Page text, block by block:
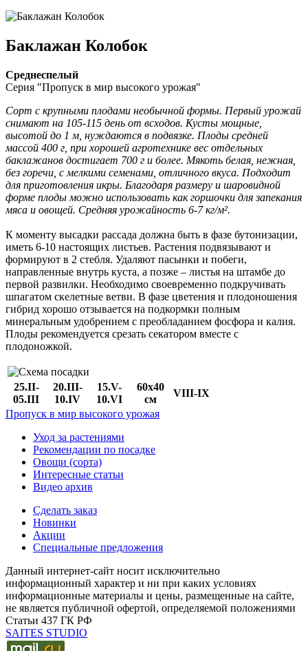
Баклажан Колобок
Среднеспелый
Серия "Пропуск в мир высокого урожая"
Сорт с крупными плодами необычной формы. Первый урожай
снимают на 105-115 день от всходов. Кусты мощные,
высотой до 1 м, нуждаются в подвязке. Плоды средней
массой 400 г, при хорошей агротехнике вес отдельных
баклажанов достигает 700 г и более. Мякоть белая, нежная,
без горечи, с мелкими семенами, отличного вкуса. Подходит
для приготовления икры. Благодаря размеру и шаровидной
форме плоды можно использовать как горшочки для запекания
мяса и овощей. Средняя урожайность 6-7 кг/м².
К моменту высадки рассада должна быть в фазе бутонизации,
иметь 6-10 настоящих листьев. Растения подвязывают и
формируют в 2 стебля. Удаляют пасынки и побеги,
направленные внутрь куста, а позже – листья на штамбе до
первой развилки. Необходимо своевременно подкручивать
шпагатом скелетные ветви. В фазе цветения и плодоношения
гибрид хорошо отзывается на подкормки полным
минеральным удобрением с преобладанием фосфора и калия.
Плоды рекомендуется срезать секатором вместе с
плодоножкой.
25.II-
05.III
20.III-
10.IV
15.V-
10.VI
60x40
см
VIII-IX
Пропуск в мир высокого урожая
Уход за растениями
Рекомендации по посадке
Овощи (сорта)
Интересные статьи
Видео архив
Сделать заказ
Новинки
Акции
Специальные предложения
Данный интернет-сайт носит исключительно
информационный характер и ни при каких условиях
информационные материалы и цены, размещенные на сайте,
не является публичной офертой, определяемой положениями
Статьи 437 ГК РФ
SAITES STUDIO